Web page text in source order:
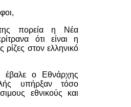
πορεία η Νέα
ότι είναι η
ρίζες στον ελληνικό
έβαλε ο Εθνάρχης
υπήρξαν τόσο
εθνικούς και